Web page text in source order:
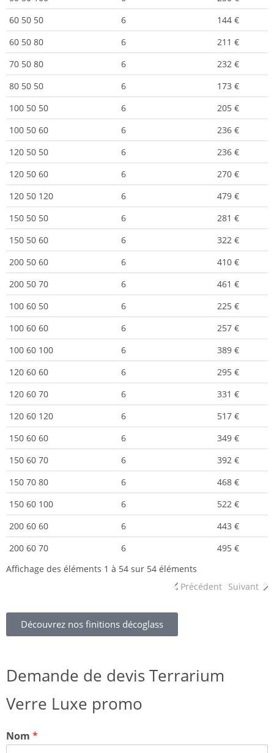
60 50 50
6
144 €
60 50 80
6
211 €
70 50 80
6
232 €
80 50 50
6
173 €
100 50 50
6
205 €
100 50 60
6
236 €
120 50 50
6
236 €
120 50 60
6
270 €
120 50 120
6
479 €
150 50 50
6
281 €
150 50 60
6
322 €
200 50 60
6
410 €
200 50 70
6
461 €
100 60 50
6
225 €
100 60 60
6
257 €
100 60 100
6
389 €
120 60 60
6
295 €
120 60 70
6
331 €
120 60 120
6
517 €
150 60 60
6
349 €
150 60 70
6
392 €
150 70 80
6
468 €
150 60 100
6
522 €
200 60 60
6
443 €
200 60 70
6
495 €
Affichage des éléments 1 à 54 sur 54 éléments
Précédent Suivant
Découvrez nos finitions décoglass
Demande de devis Terrarium
Verre Luxe promo
Nom *